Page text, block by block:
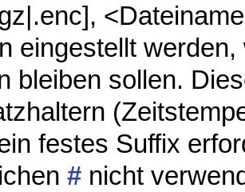
eingestellt
bleiben sollen.
festes Suffix
# nicht